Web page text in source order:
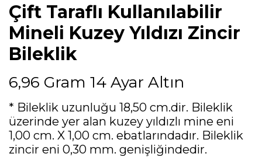
Çift Taraflı Kullanılabilir
Mineli Kuzey Yıldızı Zincir
Bileklik
6,96 Gram 14 Ayar Altın
* Bileklik uzunluğu 18,50 cm.dir. Bileklik
üzerinde yer alan kuzey yıldızlı mine eni
1,00 cm. X 1,00 cm. ebatlarındadır. Bileklik
zincir eni 0,30 mm. genişliğindedir.